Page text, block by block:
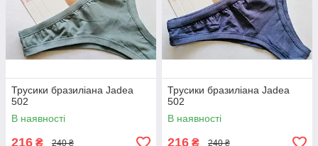
Трусики бразиліана Jadea
502
В наявності
216 ₴ 240 ₴
Трусики бразиліана Jadea
502
В наявності
216 ₴ 240 ₴